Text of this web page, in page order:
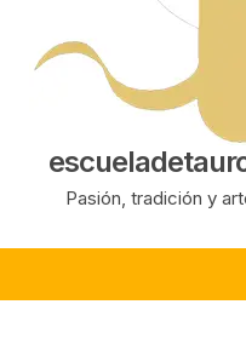
Pasión, tradición y